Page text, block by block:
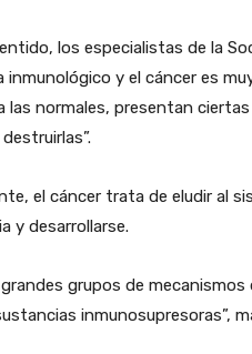
los especialistas de la
inmunológico y el cáncer es
las normales, presentan
el cáncer trata de eludir al
y desarrollarse.
grupos de
inmunosupresoras”,